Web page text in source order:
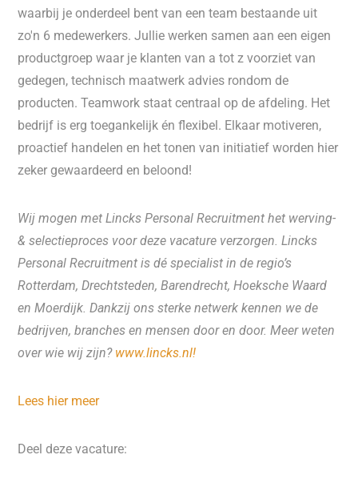
waarbij je onderdeel bent van een team bestaande uit
zo'n 6 medewerkers. Jullie werken samen aan een eigen
productgroep waar je klanten van a tot z voorziet van
gedegen, technisch maatwerk advies rondom de
producten. Teamwork staat centraal op de afdeling. Het
bedrijf is erg toegankelijk én flexibel. Elkaar motiveren,
proactief handelen en het tonen van initiatief worden hier
zeker gewaardeerd en beloond!
Wij mogen met Lincks Personal Recruitment het werving-
& selectieproces voor deze vacature verzorgen. Lincks
Personal Recruitment is dé specialist in de regio’s
Rotterdam, Drechtsteden, Barendrecht, Hoeksche Waard
en Moerdijk. Dankzij ons sterke netwerk kennen we de
bedrijven, branches en mensen door en door. Meer weten
over wie wij zijn?www.lincks.nl!
Lees hier meer
Deel deze vacature: